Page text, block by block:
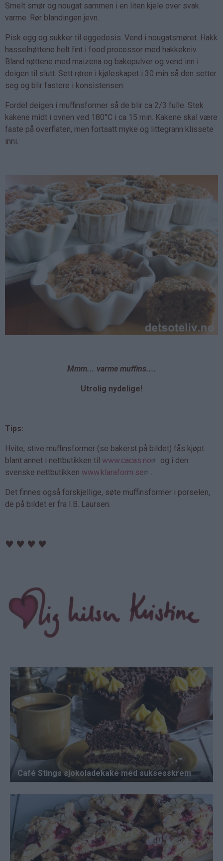
Smelt smør og nougat sammen i en liten kjele over svak
varme. Rør blandingen jevn.
Pisk egg og sukker til eggedosis. Vend i nougatsmøret. Hakk
hasselnøttene helt fint i food processor med hakkekniv.
Bland nøttene med maizena og bakepulver og vend inn i
deigen til slutt. Sett røren i kjøleskapet i 30 min så den setter
seg og blir fastere i konsistensen.
Fordel deigen i muffinsformer så de blir ca 2/3 fulle. Stek
kakene midt i ovnen ved 180°C i ca 15 min. Kakene skal være
faste på overflaten, men fortsatt myke og littegrann klissete
inni.
Mmm... varme muffins....
Utrolig nydelige!
Tips:
Hvite, stive muffinsformer (se bakerst på bildet) fås kjøpt
blant annet i nettbutikken til www.cacas.no
og i den
svenske nettbutikken www.klaraform.se .
Det finnes også forskjellige, søte muffinsformer i porselen,
de på bildet er fra I.B. Laursen.
♥ ♥ ♥ ♥